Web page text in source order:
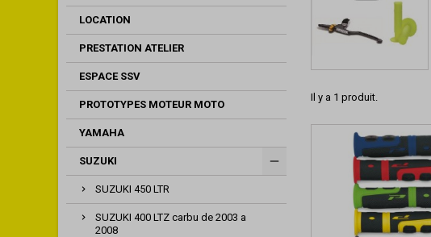
LOCATION
PRESTATION ATELIER
ESPACE SSV
PROTOTYPES MOTEUR MOTO
YAMAHA
SUZUKI
SUZUKI 450 LTR
SUZUKI 400 LTZ carbu de 2003 a
2008
Il y a 1 produit.